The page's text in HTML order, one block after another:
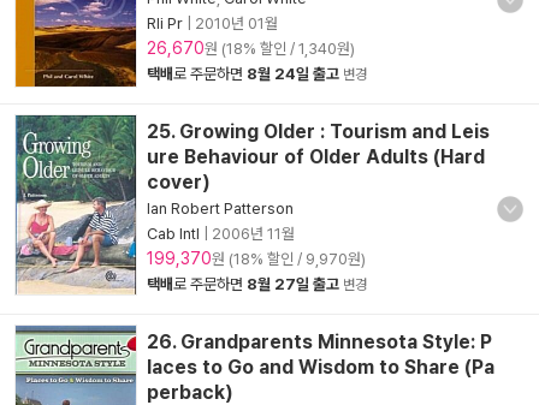
Rli Pr
2010년 01월
26,670원 (18% 할인 / 1,340원)
택배로 주문하면 8월 24일 출고 변경
25. Growing Older : Tourism and Leis
ure Behaviour of Older Adults (Hard
cover)
Ian Robert Patterson
Cab Intl
2006년 11월
199,370원 (18% 할인 / 9,970원)
택배로 주문하면 8월 27일 출고 변경
26. Grandparents Minnesota Style: P
laces to Go and Wisdom to Share (Pa
perback)